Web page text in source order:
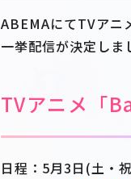
ABEMAにてTVア
一挙配信が決定しま
TVアニメ「
日程：5月3日(土・